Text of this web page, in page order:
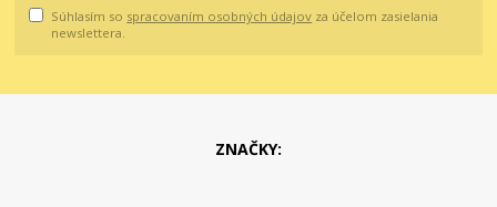
Súhlasím so spracovaním osobných údajov za účelom zasielania
newslettera.
ZNAČKY: